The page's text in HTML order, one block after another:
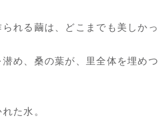
れる繭は、どこまでも美しかっ
め、桑の葉が、里全体を埋めつ
た水。